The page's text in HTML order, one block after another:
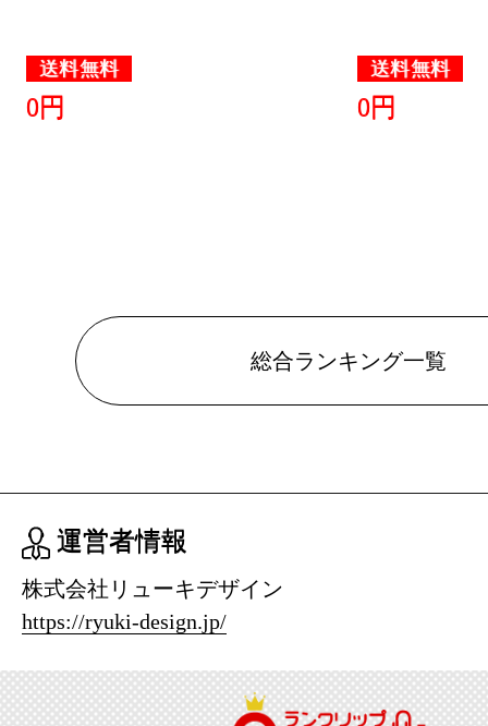
送料無料
0円
送料無料
0円
総合ランキング一覧
運営者情報
株式会社リューキデザイン
https://ryuki-design.jp/